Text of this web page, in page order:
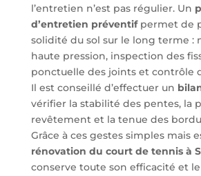
l’entretien n’est pas régulier. Un
d’entretien préventifpermet de
solidité du sol sur le long terme :
haute pression, inspection des
ponctuelle des joints et contrôle
Il est conseillé d’effectuer un
vérifier la stabilité des pentes, la
revêtement et la tenue des
Grâce à ces gestes simples mais
rénovation du court de tennis à
conserve toute son efficacité et